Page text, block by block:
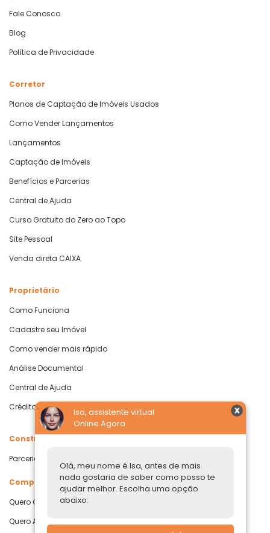
Isa, assistente virtual
Online Agora
Olá, meu nome é Isa, antes de mais
nada gostaria de saber como posso te
ajudar melhor. Escolha uma opção
abaixo:
Fale Conosco
Blog
Política de Privacidade
Corretor
Planos de Captação de Imóveis Usados
Como Vender Lançamentos
Lançamentos
Captação de Imóveis
Benefícios e Parcerias
Central de Ajuda
Curso Gratuito do Zero ao Topo
Site Pessoal
Venda direta CAIXA
Proprietário
Como Funciona
Cadastre seu Imóvel
Como vender mais rápido
Análise Documental
Central de Ajuda
Crédito com Garantia de Imóvel
Construtoras
Parcerias Imobiliárias
Comprar ou alugar
Quero Comprar
Quero Alugar